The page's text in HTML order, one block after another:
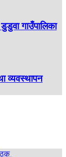
गाउँपालिका
व्यवस्थापन